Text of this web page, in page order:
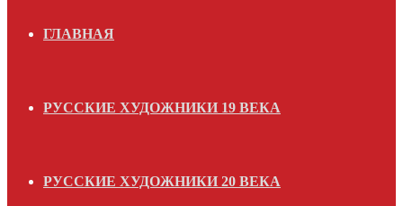
ГЛАВНАЯ
РУССКИЕ ХУДОЖНИКИ 19 ВЕКА
РУССКИЕ ХУДОЖНИКИ 20 ВЕКА